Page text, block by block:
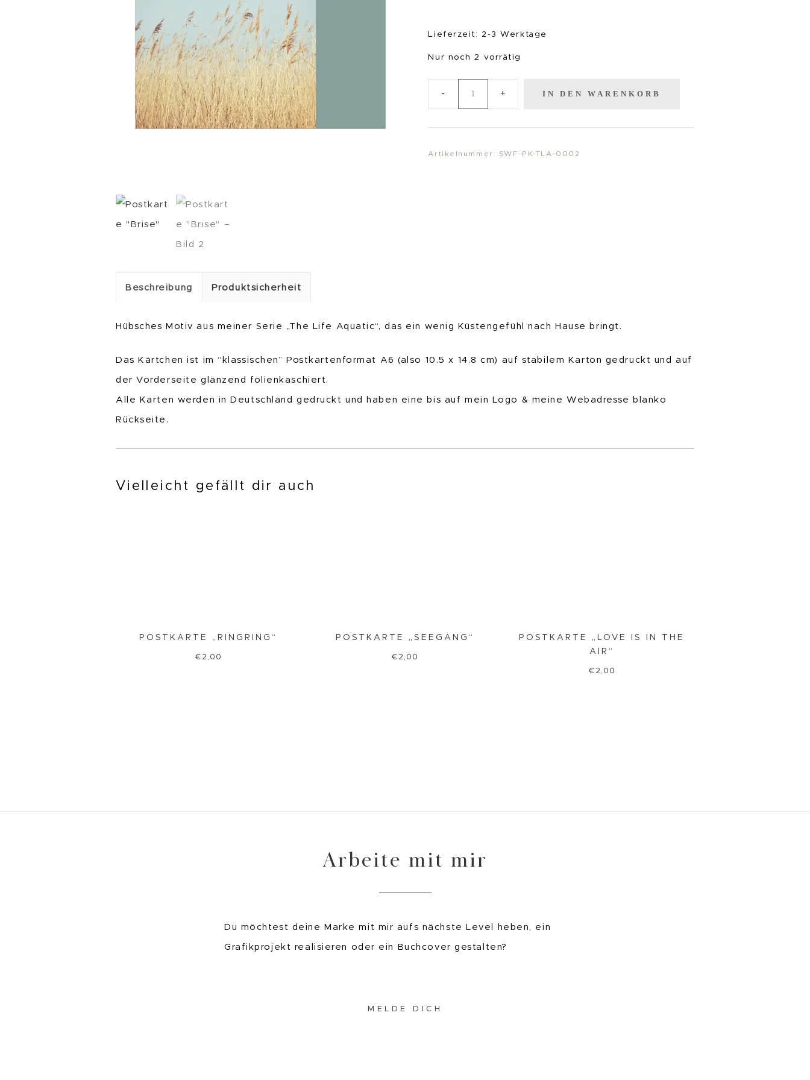
Lieferzeit: 2-3 Werktage
Nur noch 2 vorrätig
IN DEN WARENKORB
Artikelnummer: SWF-PK-TLA-0002
Beschreibung Produktsicherheit
Hübsches Motiv aus meiner Serie „The Life Aquatic“, das ein wenig Küstengefühl nach Hause bringt.
Das Kärtchen ist im “klassischen” Postkartenformat A6 (also 10.5 x 14.8 cm) auf stabilem Karton gedruckt und auf
der Vorderseite glänzend folienkaschiert.
Alle Karten werden in Deutschland gedruckt und haben eine bis auf mein Logo & meine Webadresse blanko
Rückseite.
Vielleicht gefällt dir auch
POSTKARTE „RINGRING“
€ 2,00
POSTKARTE „SEEGANG“
€ 2,00
POSTKARTE „LOVE IS IN THE
AIR“
€ 2,00
Arbeite mit mir
Du möchtest deine Marke mit mir aufs nächste Level heben, ein
Grafikprojekt realisieren oder ein Buchcover gestalten?
MELDE DICH